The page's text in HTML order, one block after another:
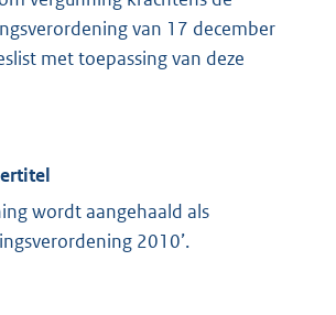
van 17 december
met toepassing van deze
wordt aangehaald als
2010’.